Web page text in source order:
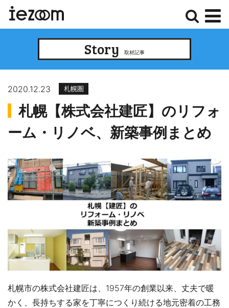
ュ
Story 取材記事
2020.12.23 札幌圏
札幌【株式会社建匠】のリフォ
ーム・リノベ、新築事例まとめ
札幌市の株式会社建匠は、1957年の創業以来、丈夫で暖
かく、長持ちする家を丁寧につくり続ける地元密着の工務